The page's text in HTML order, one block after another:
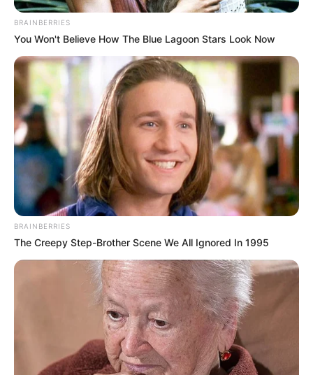
BRAINBERRIES
You Won't Believe How The Blue Lagoon Stars Look Now
BRAINBERRIES
The Creepy Step-Brother Scene We All Ignored In 1995